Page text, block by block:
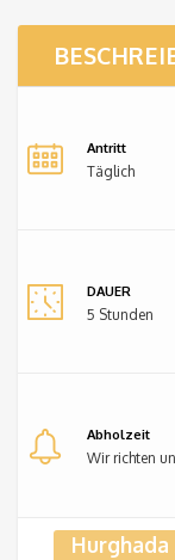
Täglich
Antritt
5 Stunden
DAUER
Wir richten
Abholzeit